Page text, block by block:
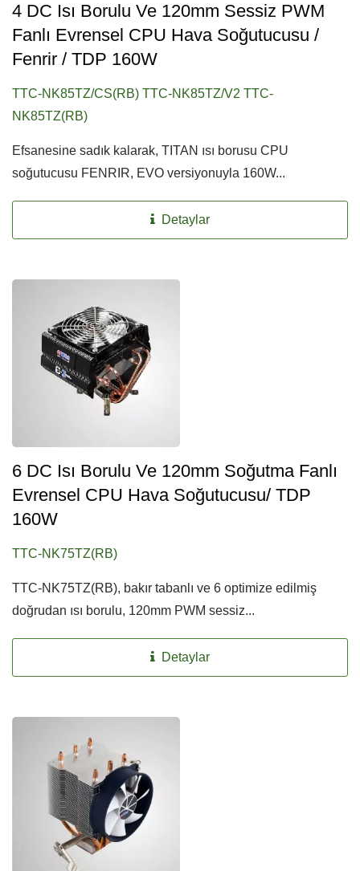
4 DC Isı Borulu Ve 120mm Sessiz PWM
Fanlı Evrensel CPU Hava Soğutucusu /
Fenrir / TDP 160W
TTC-NK85TZ/CS(RB) TTC-NK85TZ/V2 TTC-
NK85TZ(RB)
Efsanesine sadık kalarak, TITAN ısı borusu CPU
soğutucusu FENRIR, EVO versiyonuyla 160W...
Detaylar
6 DC Isı Borulu Ve 120mm Soğutma Fanlı
Evrensel CPU Hava Soğutucusu/ TDP
160W
TTC-NK75TZ(RB)
TTC-NK75TZ(RB), bakır tabanlı ve 6 optimize edilmiş
doğrudan ısı borulu, 120mm PWM sessiz...
Detaylar